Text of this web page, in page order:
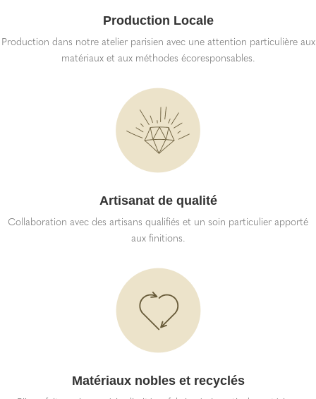
Production Locale
Production dans notre atelier parisien avec une attention particulière aux
matériaux et aux méthodes écoresponsables.
Artisanat de qualité
Collaboration avec des artisans qualifiés et un soin particulier apporté
aux finitions.
Matériaux nobles et recyclés